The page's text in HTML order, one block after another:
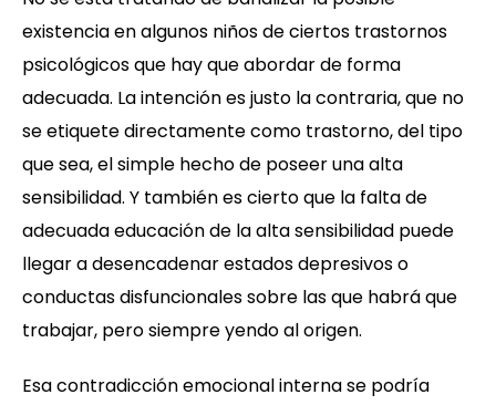
existencia en algunos niños de ciertos trastornos
psicológicos que hay que abordar de forma
adecuada. La intención es justo la contraria, que no
se etiquete directamente como trastorno, del tipo
que sea, el simple hecho de poseer una alta
sensibilidad. Y también es cierto que la falta de
adecuada educación de la alta sensibilidad puede
llegar a desencadenar estados depresivos o
conductas disfuncionales sobre las que habrá que
trabajar, pero siempre yendo al origen.
Esa contradicción emocional interna se podría